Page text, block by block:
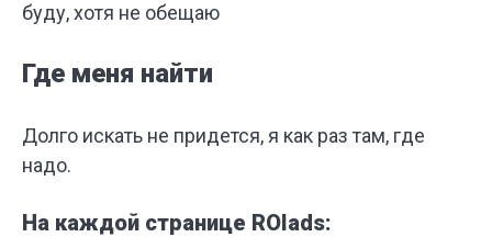
буду, хотя не обещаю
Где меня найти
Долго искать не придется, я как раз там, где
надо.
На каждой странице ROIads: